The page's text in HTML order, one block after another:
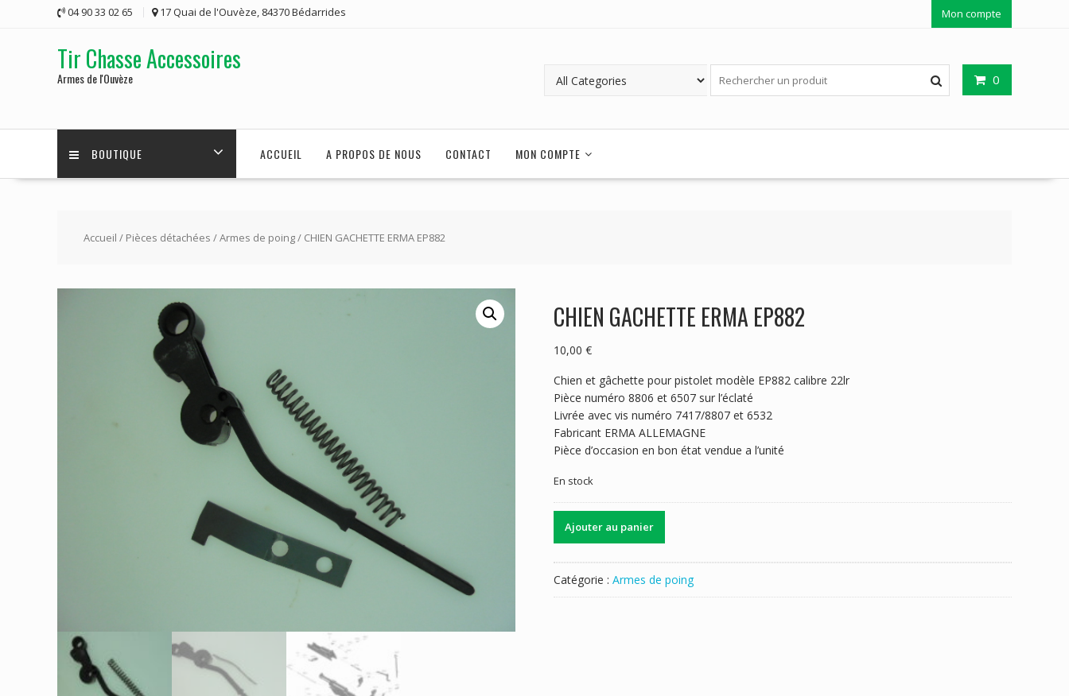
04 90 33 02 65 17 Quai de l'Ouvèze, 84370 Bédarrides Mon compte
Tir Chasse Accessoires
Armes de l'Ouvèze 0
BOUTIQUE ACCUEIL A PROPOS DE NOUS CONTACT MON COMPTE
Accueil / Pièces détachées /Armes de poing/ CHIEN GACHETTE ERMA EP882
CHIEN GACHETTE ERMA EP882
10,00 €
Chien et gâchette pour pistolet modèle EP882 calibre 22lr
Pièce numéro 8806 et 6507 sur l’éclaté
Livrée avec vis numéro 7417/8807 et 6532
Fabricant ERMA ALLEMAGNE
Pièce d’occasion en bon état vendue a l’unité
En stock
de
ERMA
Ajouter au panier
Catégorie : Armes de poing